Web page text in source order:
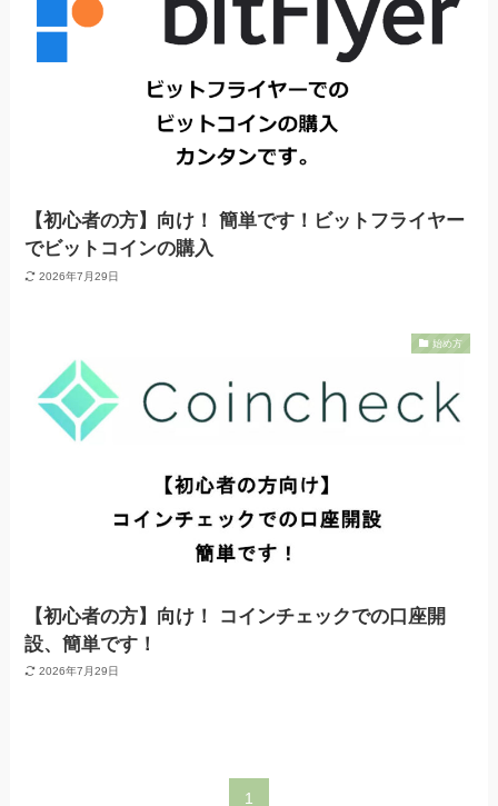
【初心者の方】向け！ 簡単です！ビットフライヤー
でビットコインの購入
2026年7月29日
始め方
【初心者の方】向け！ コインチェックでの口座開
設、簡単です！
2026年7月29日
1